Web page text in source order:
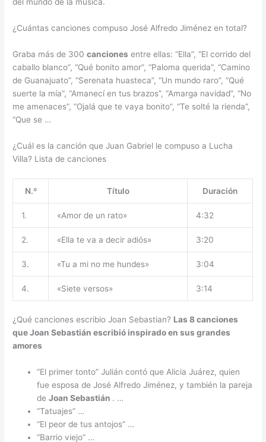
¿Cuántas canciones compuso José Alfredo Jiménez en total?
Graba más de 300canciones entre ellas: “Ella”, “El corrido del
caballo blanco”, “Qué bonito amor”, “Paloma querida”, “Camino
de Guanajuato”, “Serenata huasteca”, “Un mundo raro”, “Qué
suerte la mía”, “Amanecí en tus brazos”, “Amarga navidad”, “No
me amenaces”, “Ojalá que te vaya bonito”, “Te solté la rienda”,
“Que se …
¿Cuál es la canción que Juan Gabriel le compuso a Lucha
Villa? Lista de canciones
N.º Título Duración
1. «Amor de un rato» 4:32
2. «Ella te va a decir adiós» 3:20
3. «Tu a mi no me hundes» 3:04
4. «Siete versos» 3:14
¿Qué canciones escribio Joan Sebastian? Las 8canciones
queJoan Sebastián escribió inspirado en sus grandes
amores
“El primer tonto” Julián contó que Alicia Juárez, quien
fue esposa de José Alfredo Jiménez, y también la pareja
deJoan Sebastián . …
“Tatuajes” …
“El peor de tus antojos” …
“Barrio viejo” …